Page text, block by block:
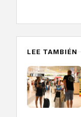
LEE TAMBIÉN